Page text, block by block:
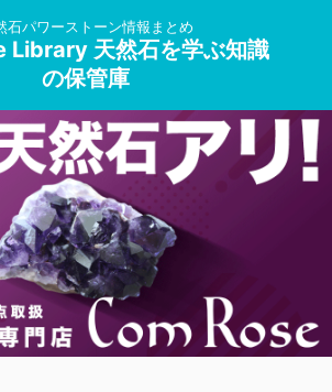
石パワーストーン情報まとめ
Library 天然石を学ぶ知識
の保管庫